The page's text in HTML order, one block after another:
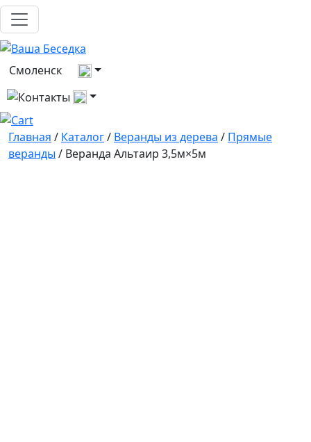
Смоленск
Выберите город
Все контакты
Главная / Каталог/ Веранды из дерева / Прямые
веранды / Веранда Альтаир 3,5м×5м